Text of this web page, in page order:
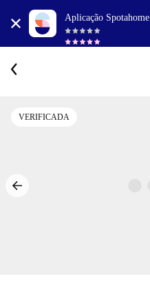
Aplicação Spotahome
VERIFICADA